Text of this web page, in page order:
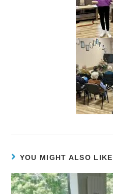
YOU MIGHT ALSO LIKE